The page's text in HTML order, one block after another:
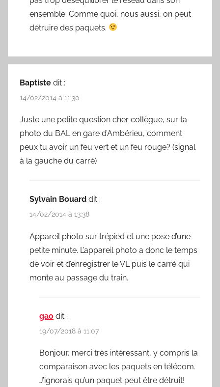
ensemble. Comme quoi, nous aussi, on peut
détruire des paquets.
Baptiste dit :
14/02/2014 à 11:30
Juste une petite question cher collègue, sur ta
photo du BAL en gare d’Ambérieu, comment
peux tu avoir un feu vert et un feu rouge? (signal
à la gauche du carré)
Sylvain Bouard dit :
14/02/2014 à 13:38
Appareil photo sur trépied et une pose d’une
petite minute. L’appareil photo a donc le temps
de voir et d’enregistrer le VL puis le carré qui
monte au passage du train.
gao dit :
19/07/2018 à 11:07
Bonjour, merci très intéressant, y compris la
comparaison avec les paquets en télécom.
J’ignorais qu’un paquet peut être détruit!